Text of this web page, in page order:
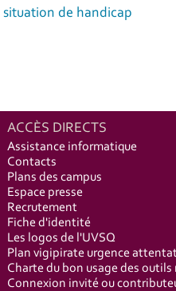
situation de handicap
ACCÈS DIRECTS
Assistance informatique
Contacts
Plans des campus
Espace presse
Recrutement
Fiche d'identité
Les logos de l'UVSQ
Plan vigipirate urgence
Charte du bon usage des outils
Connexion invité ou